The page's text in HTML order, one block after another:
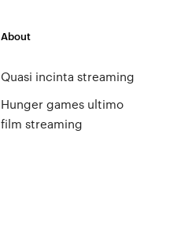
About
Quasi incinta streaming
Hunger games ultimo
film streaming